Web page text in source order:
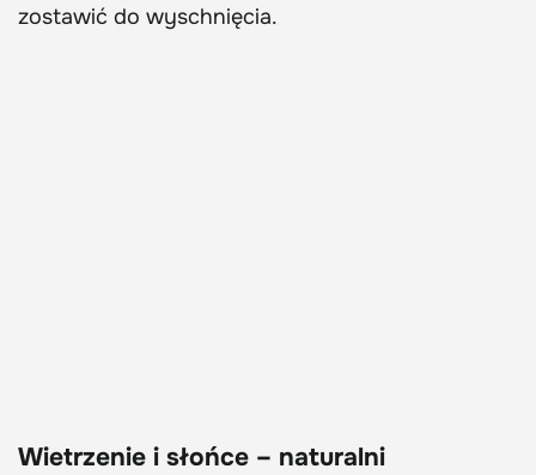
zostawić do wyschnięcia.
Wietrzenie i słońce – naturalni